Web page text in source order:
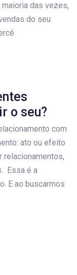
das vezes,
do seu
o seu?
com
ato ou efeito
relacionamentos,
Essa é a
E ao buscarmos